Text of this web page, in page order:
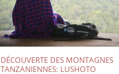
DÉCOUVERTE DES MONTAGNES
TANZANIENNES: LUSHOTO